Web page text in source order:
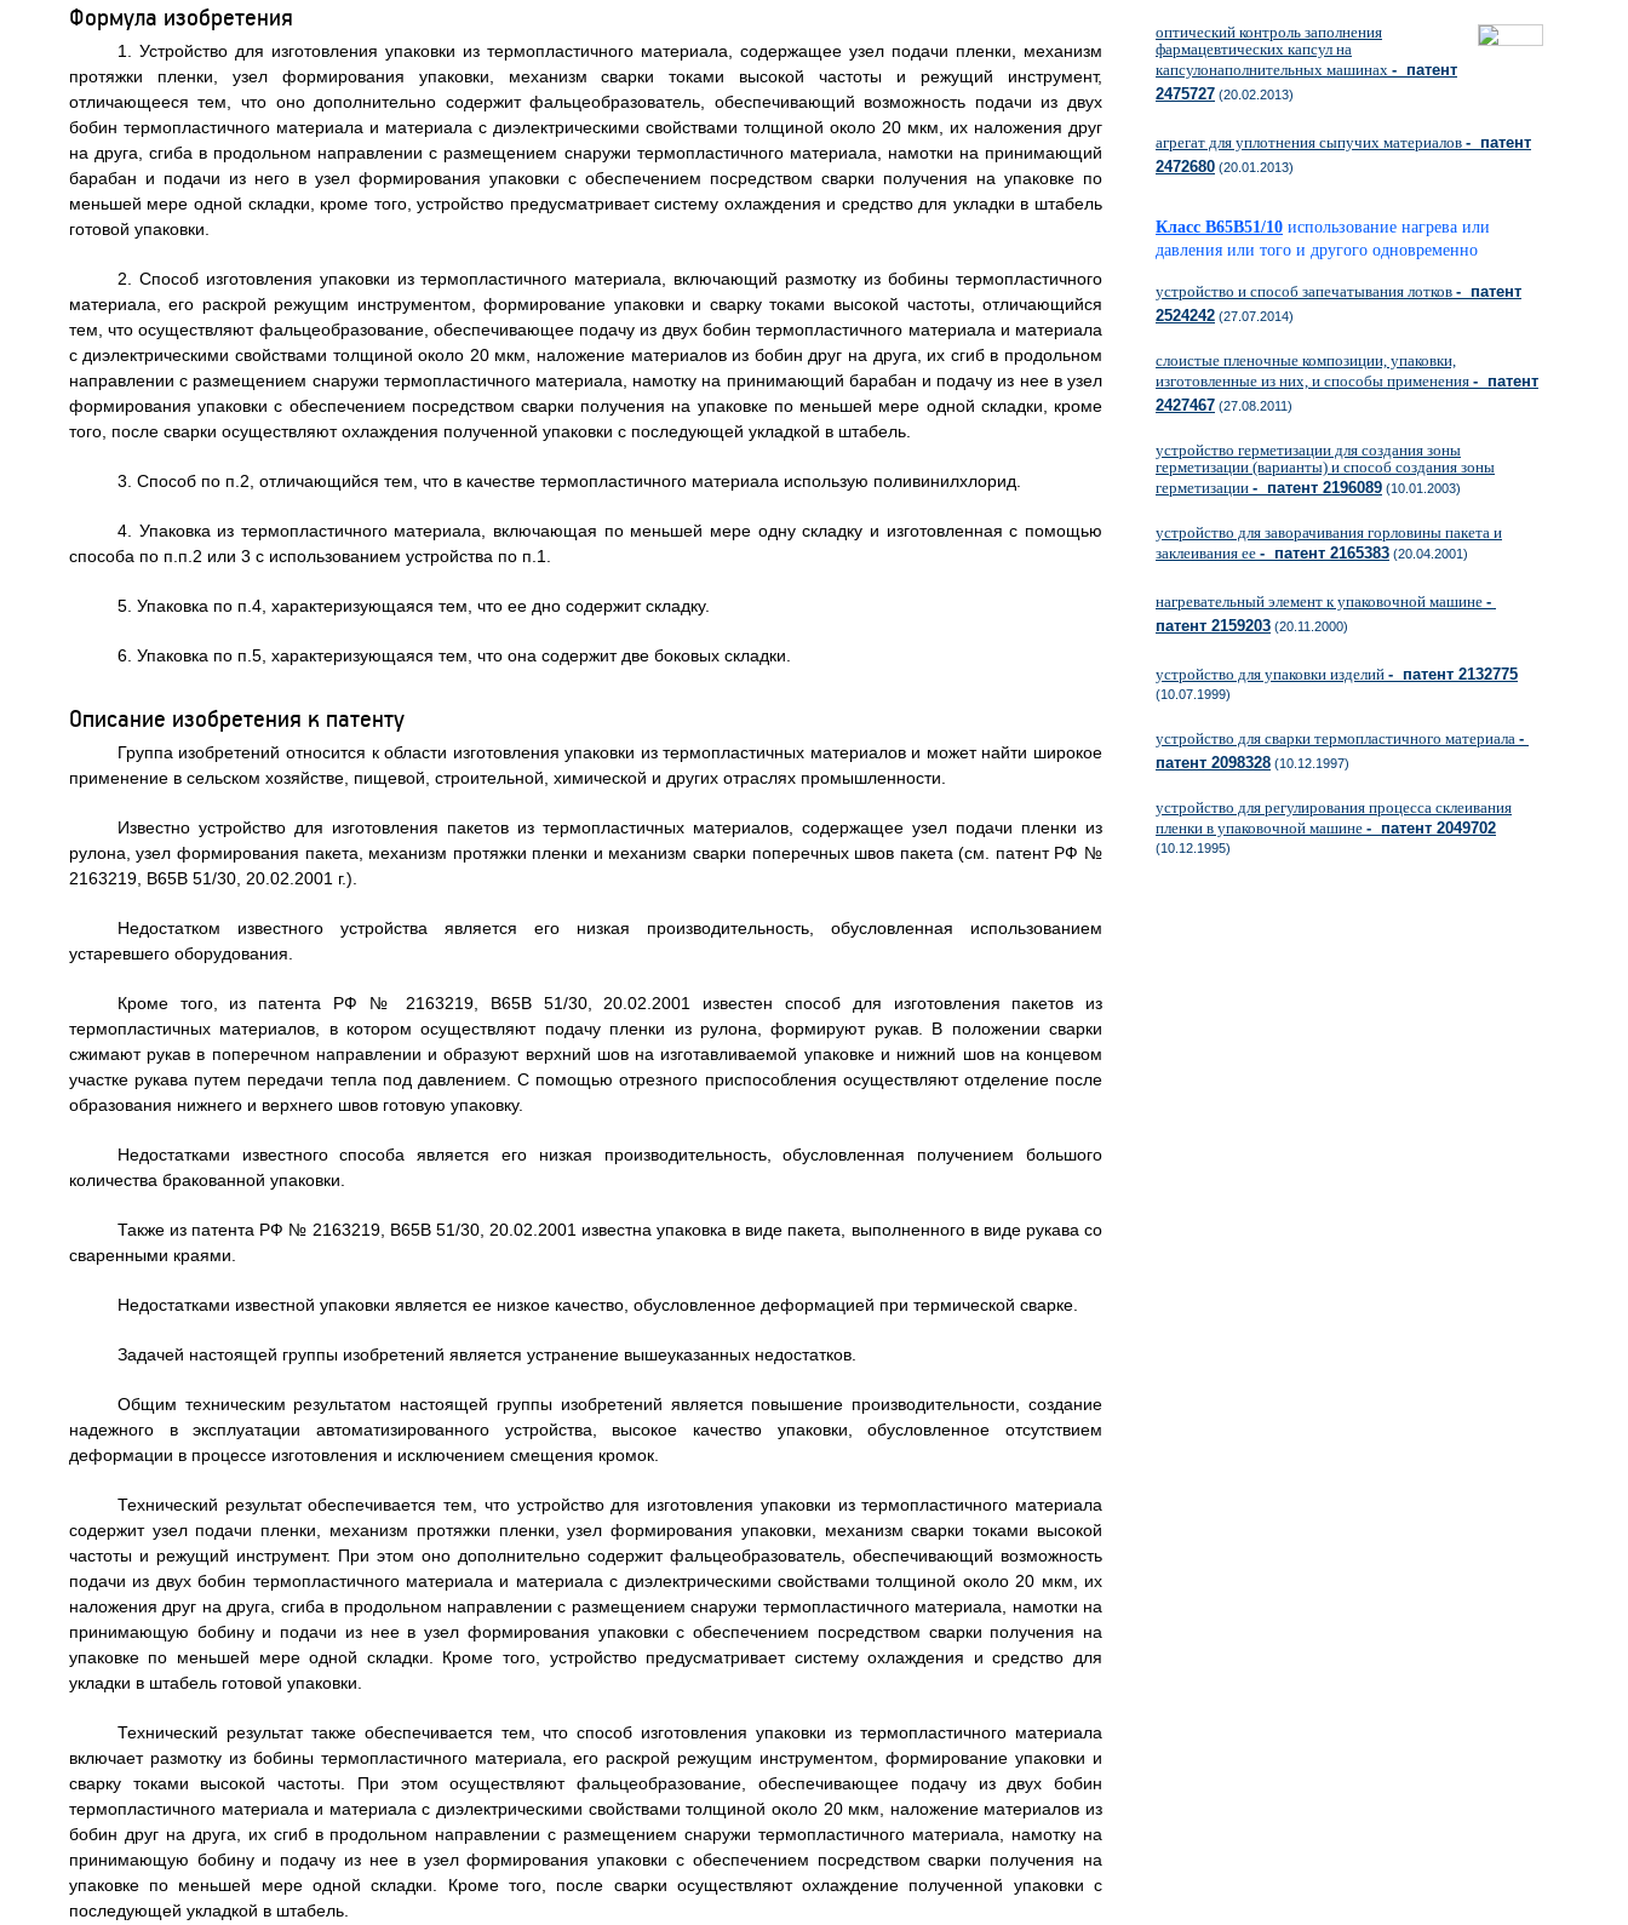
Формула изобретения
1. Устройство для изготовления упаковки из термопластичного материала, содержащее узел подачи пленки, механизм
протяжки пленки, узел формирования упаковки, механизм сварки токами высокой частоты и режущий инструмент,
отличающееся тем, что оно дополнительно содержит фальцеобразователь, обеспечивающий возможность подачи из двух
бобин термопластичного материала и материала с диэлектрическими свойствами толщиной около 20 мкм, их наложения друг
на друга, сгиба в продольном направлении с размещением снаружи термопластичного материала, намотки на принимающий
барабан и подачи из него в узел формирования упаковки с обеспечением посредством сварки получения на упаковке по
меньшей мере одной складки, кроме того, устройство предусматривает систему охлаждения и средство для укладки в штабель
готовой упаковки.
2. Способ изготовления упаковки из термопластичного материала, включающий размотку из бобины термопластичного
материала, его раскрой режущим инструментом, формирование упаковки и сварку токами высокой частоты, отличающийся
тем, что осуществляют фальцеобразование, обеспечивающее подачу из двух бобин термопластичного материала и материала
с диэлектрическими свойствами толщиной около 20 мкм, наложение материалов из бобин друг на друга, их сгиб в продольном
направлении с размещением снаружи термопластичного материала, намотку на принимающий барабан и подачу из нее в узел
формирования упаковки с обеспечением посредством сварки получения на упаковке по меньшей мере одной складки, кроме
того, после сварки осуществляют охлаждения полученной упаковки с последующей укладкой в штабель.
3. Способ по п.2, отличающийся тем, что в качестве термопластичного материала использую поливинилхлорид.
4. Упаковка из термопластичного материала, включающая по меньшей мере одну складку и изготовленная с помощью
способа по п.п.2 или 3 с использованием устройства по п.1.
5. Упаковка по п.4, характеризующаяся тем, что ее дно содержит складку.
6. Упаковка по п.5, характеризующаяся тем, что она содержит две боковых складки.
Описание изобретения к патенту
Группа изобретений относится к области изготовления упаковки из термопластичных материалов и может найти широкое
применение в сельском хозяйстве, пищевой, строительной, химической и других отраслях промышленности.
Известно устройство для изготовления пакетов из термопластичных материалов, содержащее узел подачи пленки из
рулона, узел формирования пакета, механизм протяжки пленки и механизм сварки поперечных швов пакета (см. патент РФ №
2163219, В65В 51/30, 20.02.2001 г.).
Недостатком известного устройства является его низкая производительность, обусловленная использованием
устаревшего оборудования.
Кроме того, из патента РФ № 2163219, В65В 51/30, 20.02.2001 известен способ для изготовления пакетов из
термопластичных материалов, в котором осуществляют подачу пленки из рулона, формируют рукав. В положении сварки
сжимают рукав в поперечном направлении и образуют верхний шов на изготавливаемой упаковке и нижний шов на концевом
участке рукава путем передачи тепла под давлением. С помощью отрезного приспособления осуществляют отделение после
образования нижнего и верхнего швов готовую упаковку.
Недостатками известного способа является его низкая производительность, обусловленная получением большого
количества бракованной упаковки.
Также из патента РФ № 2163219, В65В 51/30, 20.02.2001 известна упаковка в виде пакета, выполненного в виде рукава со
сваренными краями.
Недостатками известной упаковки является ее низкое качество, обусловленное деформацией при термической сварке.
Задачей настоящей группы изобретений является устранение вышеуказанных недостатков.
Общим техническим результатом настоящей группы изобретений является повышение производительности, создание
надежного в эксплуатации автоматизированного устройства, высокое качество упаковки, обусловленное отсутствием
деформации в процессе изготовления и исключением смещения кромок.
Технический результат обеспечивается тем, что устройство для изготовления упаковки из термопластичного материала
содержит узел подачи пленки, механизм протяжки пленки, узел формирования упаковки, механизм сварки токами высокой
частоты и режущий инструмент. При этом оно дополнительно содержит фальцеобразователь, обеспечивающий возможность
подачи из двух бобин термопластичного материала и материала с диэлектрическими свойствами толщиной около 20 мкм, их
наложения друг на друга, сгиба в продольном направлении с размещением снаружи термопластичного материала, намотки на
принимающую бобину и подачи из нее в узел формирования упаковки с обеспечением посредством сварки получения на
упаковке по меньшей мере одной складки. Кроме того, устройство предусматривает систему охлаждения и средство для
укладки в штабель готовой упаковки.
Технический результат также обеспечивается тем, что способ изготовления упаковки из термопластичного материала
включает размотку из бобины термопластичного материала, его раскрой режущим инструментом, формирование упаковки и
сварку токами высокой частоты. При этом осуществляют фальцеобразование, обеспечивающее подачу из двух бобин
термопластичного материала и материала с диэлектрическими свойствами толщиной около 20 мкм, наложение материалов из
бобин друг на друга, их сгиб в продольном направлении с размещением снаружи термопластичного материала, намотку на
принимающую бобину и подачу из нее в узел формирования упаковки с обеспечением посредством сварки получения на
упаковке по меньшей мере одной складки. Кроме того, после сварки осуществляют охлаждение полученной упаковки с
последующей укладкой в штабель.
оптический контроль заполнения
фармацевтических капсул на
капсулонаполнительных машинах - патент
2475727 (20.02.2013)
агрегат для уплотнения сыпучих материалов - патент
2472680 (20.01.2013)
Класс B65B51/10 использование нагрева или
давления или того и другого одновременно
устройство и способ запечатывания лотков - патент
2524242 (27.07.2014)
слоистые пленочные композиции, упаковки,
изготовленные из них, и способы применения - патент
2427467 (27.08.2011)
устройство герметизации для создания зоны
герметизации (варианты) и способ создания зоны
герметизации - патент 2196089 (10.01.2003)
устройство для заворачивания горловины пакета и
заклеивания ее - патент 2165383 (20.04.2001)
нагревательный элемент к упаковочной машине -
патент 2159203 (20.11.2000)
устройство для упаковки изделий - патент 2132775
(10.07.1999)
устройство для сварки термопластичного материала -
патент 2098328 (10.12.1997)
устройство для регулирования процесса склеивания
пленки в упаковочной машине - патент 2049702
(10.12.1995)